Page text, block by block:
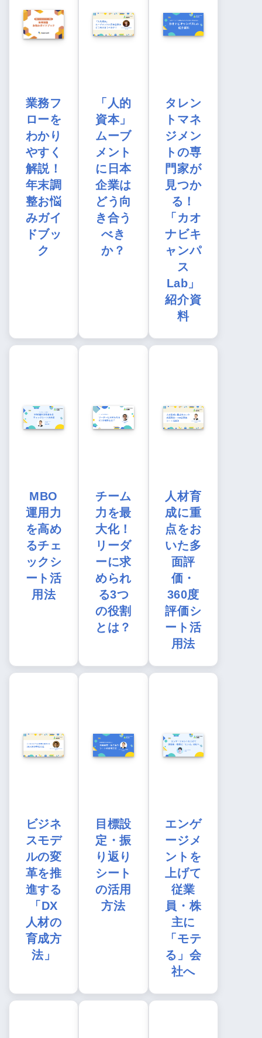
業務フ
ローを
わかり
やすく
解説！
年末調
整お悩
みガイ
ドブッ
ク
「人的
資本」
ムーブ
メント
に日本
企業は
どう向
き合う
べき
か？
タレン
トマネ
ジメン
トの専
門家が
見つか
る！
「カオ
ナビキ
ャンパ
ス
Lab」
紹介資
料
MBO
運用力
を高め
るチェ
ックシ
ート活
用法
チーム
力を最
大化！
リーダ
ーに求
められ
る3つ
の役割
とは？
人材育
成に重
点をお
いた多
面評
価・
360度
評価シ
ート活
用法
ビジネ
スモデ
ルの変
革を推
進する
「DX
人材の
育成方
法」
目標設
定・振
り返り
シート
の活用
方法
エンゲ
ージメ
ントを
上げて
従業
員・株
主に
「モテ
る」会
社へ